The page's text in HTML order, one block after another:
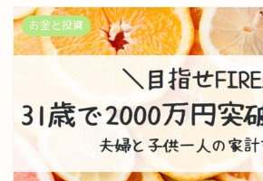
お金と投資